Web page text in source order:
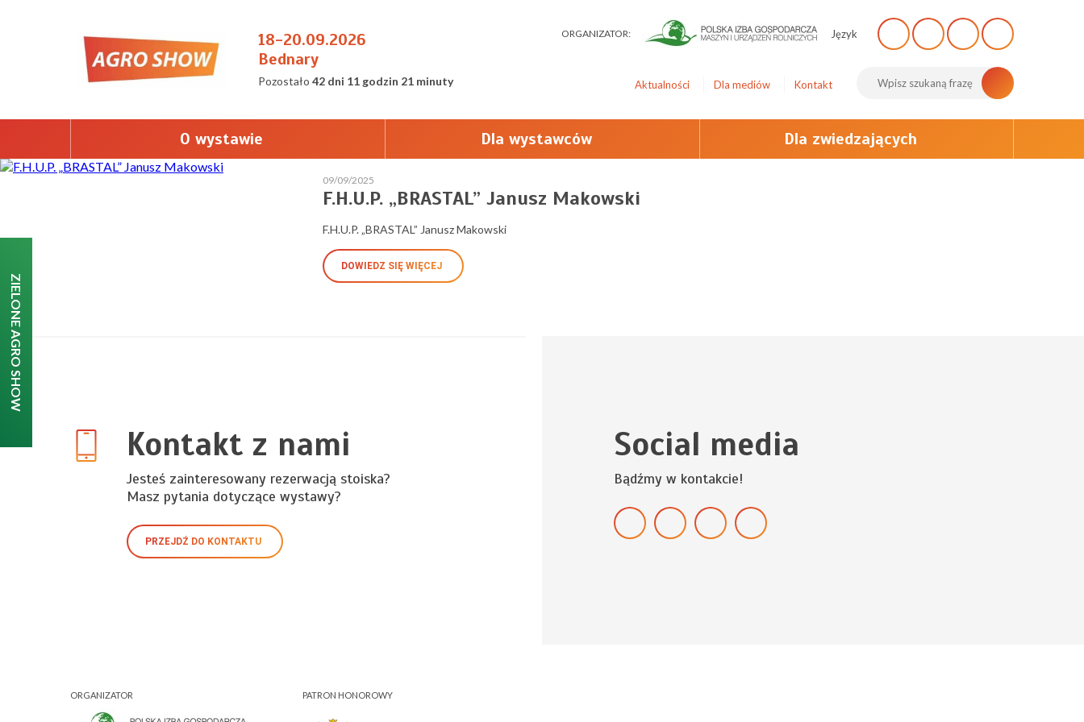
ZIELONE AGRO SHOW
18-20.09.2026
Bednary
Pozostało 42 dni 11 godzin 21 minuty
ORGANIZATOR: Język
Aktualności Dla mediów Kontakt
O wystawie Dla wystawców Dla zwiedzających
09/09/2025
F.H.U.P. „BRASTAL” Janusz Makowski
F.H.U.P. „BRASTAL” Janusz Makowski
DOWIEDZ SIĘ WIĘCEJ
Kontakt z nami
Jesteś zainteresowany rezerwacją stoiska?
Masz pytania dotyczące wystawy?
PRZEJDŹ DO KONTAKTU
Social media
Bądźmy w kontakcie!
ORGANIZATOR PATRON HONOROWY